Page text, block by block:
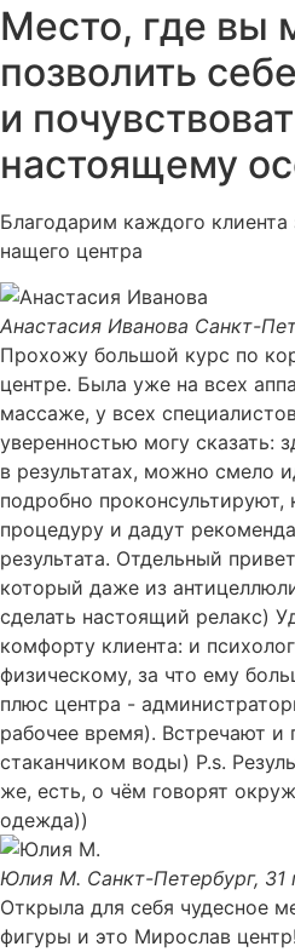
Место, где вы
позволить
и
настоящему
Благодарим каждого
нащего центра
Анастасия Иванова Санкт-
Прохожу большой курс по
центре. Была уже на всех
массаже, у всех
уверенностью могу сказать:
в результатах, можно смело
подробно проконсультируют,
процедуру и дадут
результата. Отдельный
который даже из
сделать настоящий релакс)
комфорту клиента: и
физическому, за что ему
плюс центра -
рабочее время). Встречают и
стаканчиком воды) P.s.
же, есть, о чём говорят
одежда))
Юлия М. Санкт-Петербург, 31
Открыла для себя чудесное
фигуры и это Мирослав